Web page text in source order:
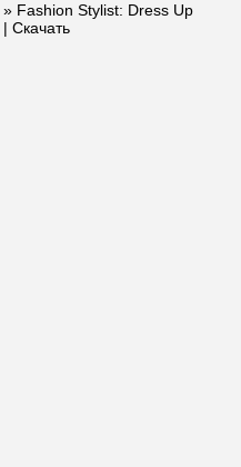
» Fashion Stylist: Dress Up
Скачать